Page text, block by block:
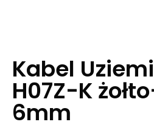
Kabel
H07Z-K
6mm